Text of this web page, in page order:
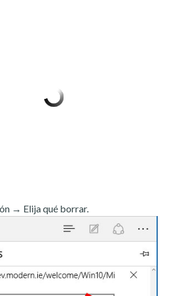
→ Elija qué borrar.